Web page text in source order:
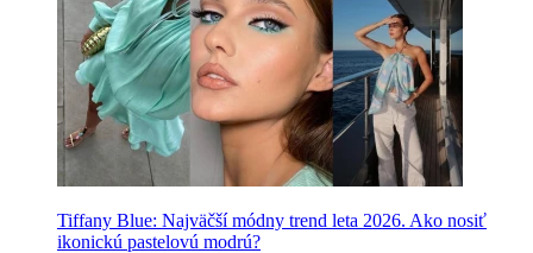
Tiffany Blue: Najväčší módny trend leta 2026. Ako nosiť
ikonickú pastelovú modrú?